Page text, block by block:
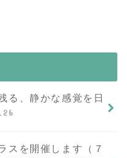
る、静かな感覚を日
スを開催します（７